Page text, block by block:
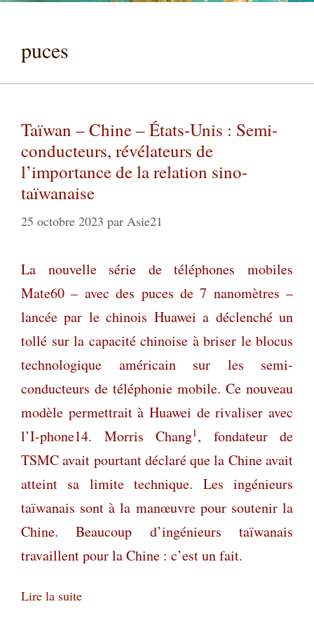
puces
Taïwan – Chine – États-Unis : Semi-
conducteurs, révélateurs de
l’importance de la relation sino-
taïwanaise
25 octobre 2023 par Asie21
La nouvelle série de téléphones mobiles
Mate60 – avec des puces de 7 nanomètres –
lancée par le chinois Huawei a déclenché un
tollé sur la capacité chinoise à briser le blocus
technologique américain sur les semi-
conducteurs de téléphonie mobile. Ce nouveau
modèle permettrait à Huawei de rivaliser avec
l’I-phone14. Morris Chang1 , fondateur de
TSMC avait pourtant déclaré que la Chine avait
atteint sa limite technique. Les ingénieurs
taïwanais sont à la manœuvre pour soutenir la
Chine. Beaucoup d’ingénieurs taïwanais
travaillent pour la Chine : c’est un fait.
Lire la suite